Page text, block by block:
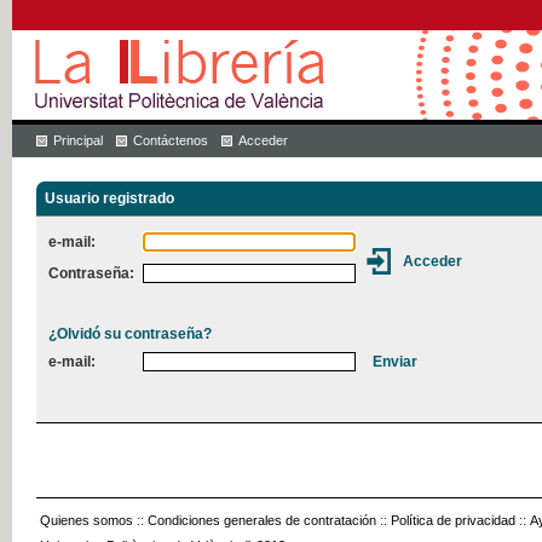
Principal Contáctenos Acceder
Usuario registrado
e-mail:
Contraseña:
¿Olvidó su contraseña?
e-mail:
Quienes somos :: Condiciones generales de contratación :: Política de privacidad ::